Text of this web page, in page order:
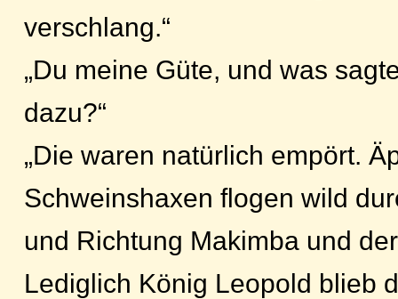
verschlang.“
„Du meine Güte, und was
dazu?“
„Die waren natürlich empört.
Schweinshaxen flogen wild
und Richtung Makimba und
Lediglich König Leopold blieb